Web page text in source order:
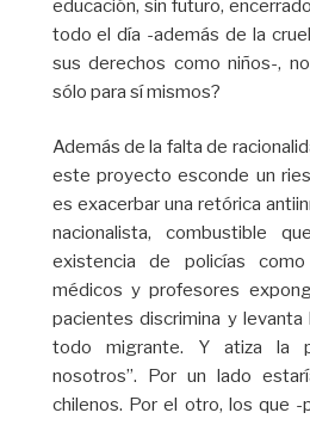
educación, sin futuro,
todo el día -además de la
sus derechos como niños-,
sólo para sí mismos?
Además de la falta de
este proyecto esconde un
es exacerbar una retórica
nacionalista, combustible
existencia de policías
médicos y profesores
pacientes discrimina y
todo migrante. Y atiza la
nosotros”. Por un lado
chilenos. Por el otro, los que -